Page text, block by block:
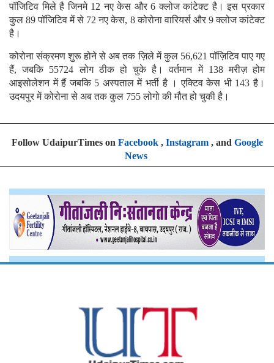
पॉजिटिव मिले है जिनमे 12 नए केस और 6 क्लोज कांटेक्ट है। इस प्रकार
कुल 89 पॉजिटिव में से 72 नए केस, 8 कोरोना वारियर्स और 9 क्लोज कांटेक्ट
है।
कोरोना संक्रमण शुरू होने से अब तक ज़िले में कुल 56,621 पॉज़िटिव पाए गए
हैं, जबकि 55724 लोग ठीक हो चुके है। वर्तमान में 138 मरीज़ होम
आइसोलेशन में हैं जबकि 5 अस्पताल में भर्ती है । एक्टिव केस भी 143 है।
उदयपुर में कोरोना से अब तक कुल 755 लोगो की मौत हो चुकी है।
Follow UdaipurTimes on Facebook, Instagram, and Google
News